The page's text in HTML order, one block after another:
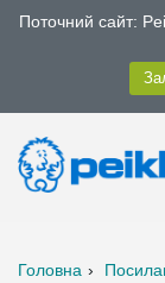
Поточний сайт:
Головна